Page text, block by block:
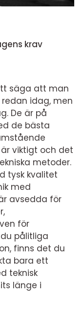
krav
säga att man
idag, men
De är på
de bästa
viktigt och det
metoder.
tysk kvalitet
med
avsedda för
för
pålitliga
finns det du
bara ett
teknisk
länge i